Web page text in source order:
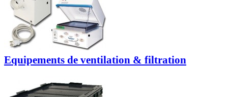
Equipements de ventilation & filtration